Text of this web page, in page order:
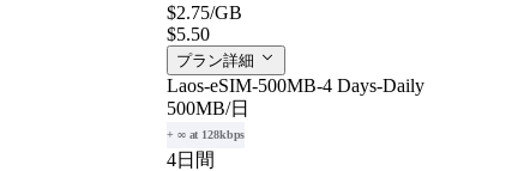
$2.75/GB
$5.50
プラン詳細
Laos-eSIM-500MB-4 Days-Daily
500MB/日
+ ∞ at 128kbps
4日間